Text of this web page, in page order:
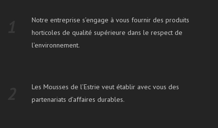
Notre entreprise s’engage à vous fournir des produits
horticoles de qualité supérieure dans le respect de
l’environnement.
Les Mousses de l’Estrie veut établir avec vous des
partenariats d’affaires durables.